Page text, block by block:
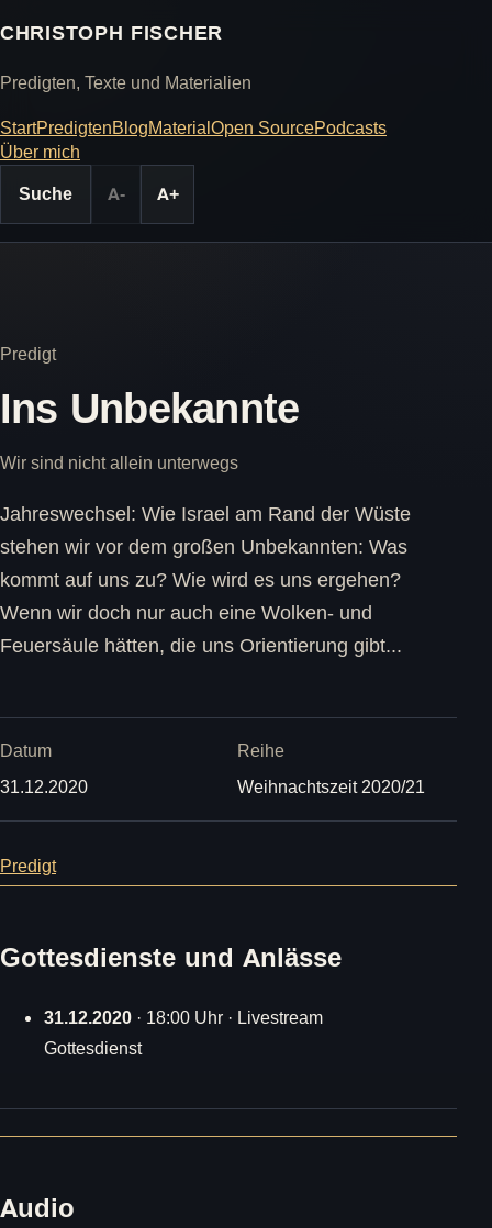
CHRISTOPH FISCHER
Predigten, Texte und Materialien
StartPredigtenBlogMaterialOpen SourcePodcasts
Über mich
Suche
A- A+
Predigt
Ins Unbekannte
Wir sind nicht allein unterwegs
Jahreswechsel: Wie Israel am Rand der Wüste
stehen wir vor dem großen Unbekannten: Was
kommt auf uns zu? Wie wird es uns ergehen?
Wenn wir doch nur auch eine Wolken- und
Feuersäule hätten, die uns Orientierung gibt...
Datum
31.12.2020
Reihe
Weihnachtszeit 2020/21
Predigt
Gottesdienste und Anlässe
31.12.2020 · 18:00 Uhr · Livestream
Gottesdienst
Audio